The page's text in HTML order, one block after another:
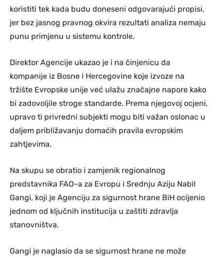
koristiti tek kada budu doneseni odgovarajući propisi,
jer bez jasnog pravnog okvira rezultati analiza nemaju
punu primjenu u sistemu kontrole.
Direktor Agencije ukazao je i na činjenicu da
kompanije iz Bosne i Hercegovine koje izvoze na
tržište Evropske unije već ulažu značajne napore kako
bi zadovoljile stroge standarde. Prema njegovoj ocjeni,
upravo ti privredni subjekti mogu biti važan oslonac u
daljem približavanju domaćih pravila evropskim
zahtjevima.
Na skupu se obratio i zamjenik regionalnog
predstavnika FAO-a za Evropu i Srednju Aziju Nabil
Gangi, koji je Agenciju za sigurnost hrane BiH ocijenio
jednom od ključnih institucija u zaštiti zdravlja
stanovništva.
Gangi je naglasio da se sigurnost hrane ne može